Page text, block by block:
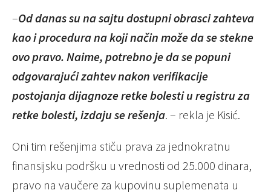
–Od danas su na sajtu dostupni obrasci zahteva
kao i procedura na koji način može da se stekne
ovo pravo. Naime, potrebno je da se popuni
odgovarajući zahtev nakon verifikacije
postojanja dijagnoze retke bolesti u registru za
retke bolesti, izdaju se rešenja. – rekla je Kisić.
Oni tim rešenjima stiču prava za jednokratnu
finansijsku podršku u vrednosti od 25.000 dinara,
pravo na vaučere za kupovinu suplemenata u